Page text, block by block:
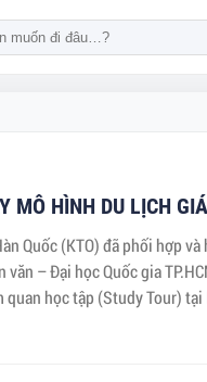
MÔ HÌNH DU LỊCH
Quốc (KTO) đã phối hợp
văn – Đại học Quốc gia
học tập (Study Tour)
động trọng điểm trong